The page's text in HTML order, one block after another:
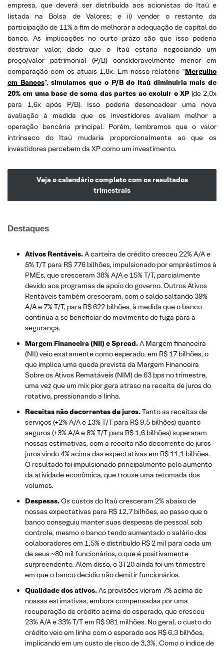
empresa, que deverá ser distribuída aos acionistas do Itaú e
listada na Bolsa de Valores; e ii) vender o restante da
participação de 11% a fim de melhorar a adequação de capital do
banco. As implicações no curto prazo são que isso poderia
destravar valor, dado que o Itaú estaria negociando um
preço/valor patrimonial (P/B) consideravelmente menor em
comparação com os atuais 1,8x. Em nosso relatório “Mergulho
em Bancos”,simulamos que o P/B do Itaú diminuiria mais de
20% em uma base de soma das partes ao excluir o XP (de 2,0x
para 1,6x após P/B). Isso poderia desencadear uma nova
avaliação à medida que os investidores avaliam melhor a
operação bancária principal. Porém, lembramos que o valor
intrínseco do Itaú mudaria proporcionalmente ao que os
investidores percebem da XP como um investimento.
Veja o calendário completo com os resultados
trimestrais
Destaques
Ativos Rentáveis.A carteira de crédito cresceu 22% A/A e
5% T/T para R$ 776 bilhões, impulsionado por empréstimos à
PMEs, que cresceram 38% A/A e 15% T/T, parcialmente
devido aos programas de apoio do governo. Outros Ativos
Rentáveis ​​também cresceram, com o saldo saltando 39%
A/A e 7% T/T, para R$ 622 bilhões, à medida que o banco
continua a se beneficiar do movimento de fuga para a
segurança.
Margem Financeira (NII) e Spread.A Margem financeira
(NII) veio exatamente como esperado, em R$ 17 bilhões, o
que implica uma queda prevista da Margem Financeira
Sobre os Ativos Rematáveis (NIM) de 63 bps no trimestre,
uma vez que um mix pior gera atraso na receita de juros do
rotativo, pressionando a linha.
Receitas não decorrentes de juros.Tanto as receitas de
serviços (+2% A/A e 13% T/T para R$ 9,5 bilhões) quanto
seguros (+3% A/A e 8% T/T para R$ 1,6 bilhões) superaram
nossas estimativas, com a receita não decorrente de juros
juros vindo 4% acima das expectativas em R$ 11,1 bilhões.
O resultado foi impulsionado principalmente pelo aumento
da atividade econômica, que trouxe uma retomada dos
volumes.
Despesas.Os custos do Itaú cresceram 2% abaixo de
nossas expectativas para R$ 12,7 bilhões, ao passo que o
banco conseguiu manter suas despesas de pessoal sob
controle, mesmo o banco tendo aumentado o salário dos
colaboradores em 1,5% e distribuído R$ 2 mil para cada um
de seus ~80 mil funcionários, o que é positivamente
surpreendente. Além disso, o 3T20 ainda foi um trimestre
em que o banco decidiu não demitir funcionários.
Qualidade dos ativos.As provisões vieram 7% acima de
nossas estimativas, embora compensadas por uma
recuperação de crédito acima do esperado, que cresceu
23% A/A e 33% T/T em R$ 981 milhões. No geral, o custo do
crédito veio em linha com o esperado aos R$ 6,3 bilhões,
implicando em um custo de risco de 3,3%. Como o índice de